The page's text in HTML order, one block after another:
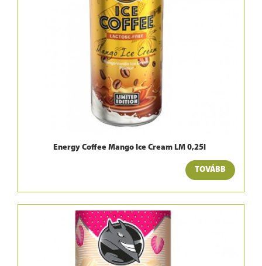
Energy Coffee Mango Ice Cream LM 0,25l
TOVÁBB